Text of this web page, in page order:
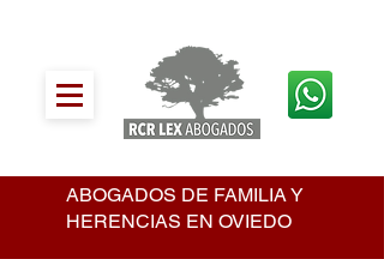
ABOGADOS DE FAMILIA Y
HERENCIAS EN OVIEDO